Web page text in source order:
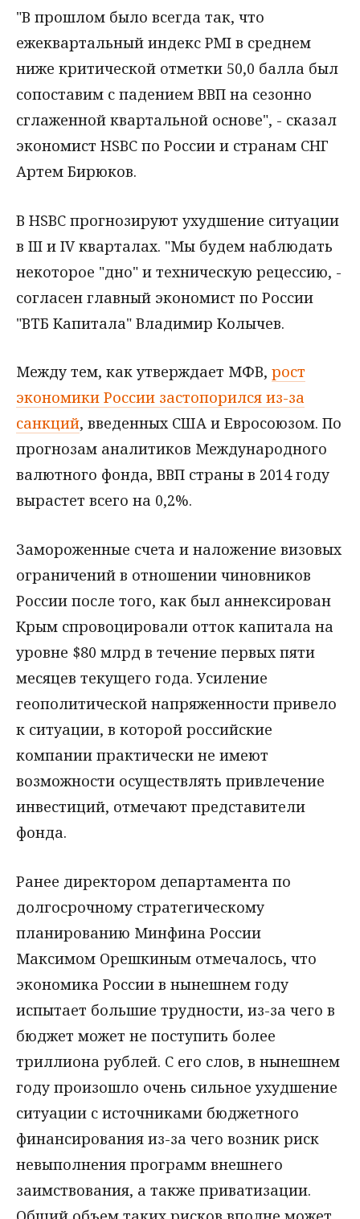
"В прошлом было всегда так, что
ежеквартальный индекс PMI в среднем
ниже критической отметки 50,0 балла был
сопоставим с падением ВВП на сезонно
сглаженной квартальной основе", - сказал
экономист HSBC по России и странам СНГ
Артем Бирюков.
В HSBC прогнозируют ухудшение ситуации
в III и IV кварталах. "Мы будем наблюдать
некоторое "дно" и техническую рецессию, -
согласен главный экономист по России
"ВТБ Капитала" Владимир Колычев.
Между тем, как утверждает МФВ, рост
экономики России застопорился из-за
санкций, введенных США и Евросоюзом. По
прогнозам аналитиков Международного
валютного фонда, ВВП страны в 2014 году
вырастет всего на 0,2%.
Замороженные счета и наложение визовых
ограничений в отношении чиновников
России после того, как был аннексирован
Крым спровоцировали отток капитала на
уровне $80 млрд в течение первых пяти
месяцев текущего года. Усиление
геополитической напряженности привело
к ситуации, в которой российские
компании практически не имеют
возможности осуществлять привлечение
инвестиций, отмечают представители
фонда.
Ранее директором департамента по
долгосрочному стратегическому
планированию Минфина России
Максимом Орешкиным отмечалось, что
экономика России в нынешнем году
испытает большие трудности, из-за чего в
бюджет может не поступить более
триллиона рублей. С его слов, в нынешнем
году произошло очень сильное ухудшение
ситуации с источниками бюджетного
финансирования из-за чего возник риск
невыполнения программ внешнего
заимствования, а также приватизации.